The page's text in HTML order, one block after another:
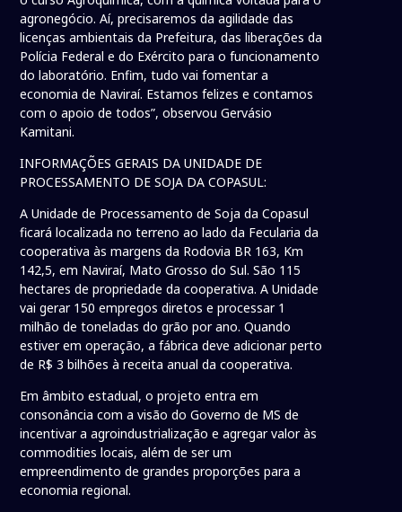
agronegócio. Aí, precisaremos da agilidade das
licenças ambientais da Prefeitura, das liberações da
Polícia Federal e do Exército para o funcionamento
do laboratório. Enfim, tudo vai fomentar a
economia de Naviraí. Estamos felizes e contamos
com o apoio de todos”, observou Gervásio
Kamitani.
INFORMAÇÕES GERAIS DA UNIDADE DE
PROCESSAMENTO DE SOJA DA COPASUL:
A Unidade de Processamento de Soja da Copasul
ficará localizada no terreno ao lado da Fecularia da
cooperativa às margens da Rodovia BR 163, Km
142,5, em Naviraí, Mato Grosso do Sul. São 115
hectares de propriedade da cooperativa. A Unidade
vai gerar 150 empregos diretos e processar 1
milhão de toneladas do grão por ano. Quando
estiver em operação, a fábrica deve adicionar perto
de R$ 3 bilhões à receita anual da cooperativa.
Em âmbito estadual, o projeto entra em
consonância com a visão do Governo de MS de
incentivar a agroindustrialização e agregar valor às
commodities locais, além de ser um
empreendimento de grandes proporções para a
economia regional.